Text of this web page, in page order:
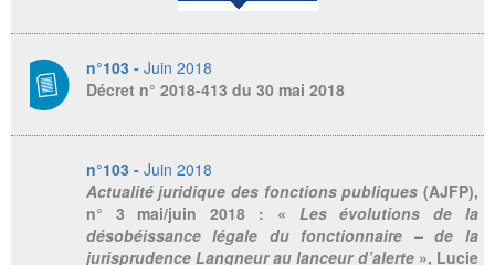
n°103 - Juin 2018
Décret n° 2018-413 du 30 mai 2018
n°103 - Juin 2018
Actualité juridique des fonctions publiques (AJFP),
n° 3 mai/juin 2018 : « Les évolutions de la
désobéissance légale du fonctionnaire – de la
jurisprudence Langneur au lanceur d’alerte», Lucie